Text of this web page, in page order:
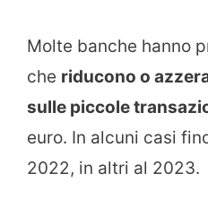
Molte banche hanno
che riducono o
sulle piccole
euro. In alcuni casi
2022, in altri al 2023.